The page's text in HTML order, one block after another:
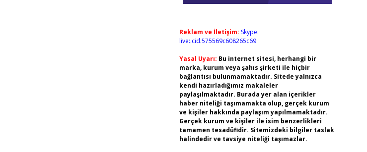
Reklam ve İletişim: Skype:
live:.cid.575569c608265c69
Yasal Uyarı: Bu internet sitesi, herhangi bir
marka, kurum veya şahıs şirketi ile hiçbir
bağlantısı bulunmamaktadır. Sitede yalnızca
kendi hazırladığımız makaleler
paylaşılmaktadır. Burada yer alan içerikler
haber niteliği taşımamakta olup, gerçek kurum
ve kişiler hakkında paylaşım yapılmamaktadır.
Gerçek kurum ve kişiler ile isim benzerlikleri
tamamen tesadüfidir. Sitemizdeki bilgiler taslak
halindedir ve tavsiye niteliği taşımazlar.